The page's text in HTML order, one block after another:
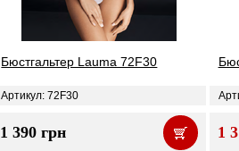
Бюстгальтер Lauma 72F30
Артикул: 72F30
1 390 грн 1